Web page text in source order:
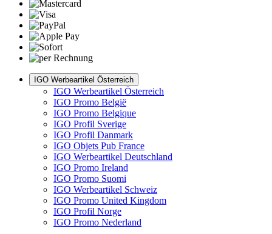
IGO Werbeartikel Österreich
IGO Werbeartikel Österreich
IGO Promo België
IGO Promo Belgique
IGO Profil Sverige
IGO Profil Danmark
IGO Objets Pub France
IGO Werbeartikel Deutschland
IGO Promo Ireland
IGO Promo Suomi
IGO Werbeartikel Schweiz
IGO Promo United Kingdom
IGO Profil Norge
IGO Promo Nederland